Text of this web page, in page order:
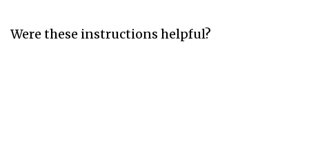
Were these instructions helpful?